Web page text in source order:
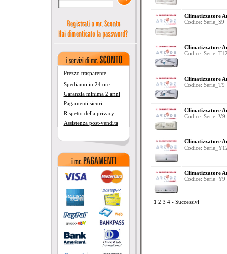
Prezzo trasparente
Spediamo in 24 ore
Garanzia minima 2 anni
Pagamenti sicuri
Rispetto della privacy
Assistenza post-vendita
Climatizzatore
Codice: Serie_S9
Climatizzatore
Codice:
Climatizzatore
Codice: Serie_T9
Climatizzatore
Codice: Serie_V9
Climatizzatore
Codice:
Climatizzatore
Codice: Serie_Y9
1 2 3 4- Successivi